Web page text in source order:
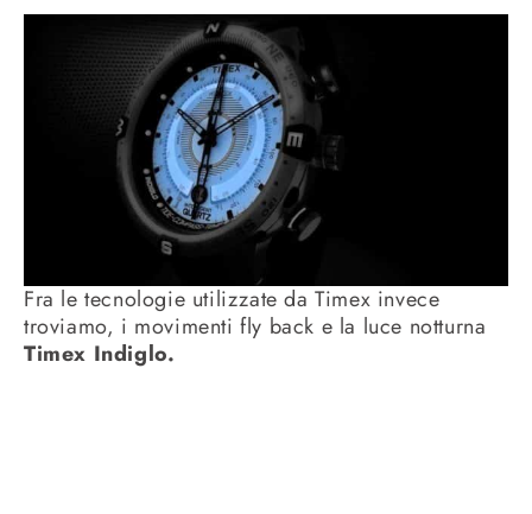
Fra le tecnologie utilizzate da Timex invece
troviamo, i movimenti fly back e la luce notturna
Timex Indiglo.